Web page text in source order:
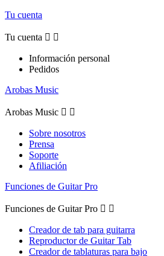
Tu cuenta
Tu cuenta  
Información personal
Pedidos
Arobas Music
Arobas Music  
Sobre nosotros
Prensa
Soporte
Afiliación
Funciones de Guitar Pro
Funciones de Guitar Pro  
Creador de tab para guitarra
Reproductor de Guitar Tab
Creador de tablaturas para bajo